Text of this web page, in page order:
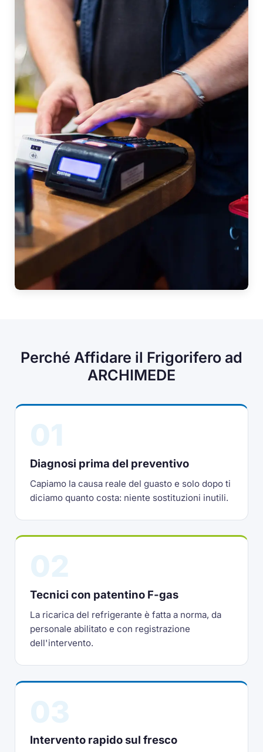
Perché Affidare il Frigorifero ad
ARCHIMEDE
Diagnosi prima del preventivo
Capiamo la causa reale del guasto e solo dopo ti
diciamo quanto costa: niente sostituzioni inutili.
Tecnici con patentino F-gas
La ricarica del refrigerante è fatta a norma, da
personale abilitato e con registrazione
dell'intervento.
Intervento rapido sul fresco